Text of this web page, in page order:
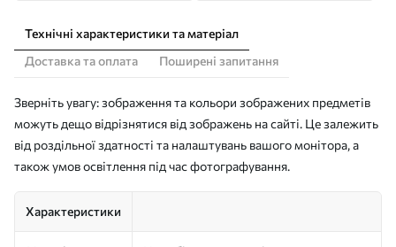
Технічні характеристики та матеріал
Доставка та оплата
Поширені запитання
Зверніть увагу: зображення та кольори зображених предметів
можуть дещо відрізнятися від зображень на сайті. Це залежить
від роздільної здатності та налаштувань вашого монітора, а
також умов освітлення під час фотографування.
Характеристики